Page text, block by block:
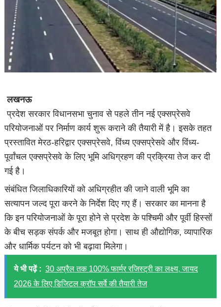
लखनऊ
प्रदेश सरकार विधानसभा चुनाव से पहले तीन नई एक्सप्रेसवे
परियोजनाओं पर निर्माण कार्य शुरू कराने की तैयारी में है। इसके तहत
प्रस्तावित मेरठ-हरिद्वार एक्सप्रेसवे, विंध्य एक्सप्रेसवे और विंध्य-
पूर्वांचल एक्सप्रेसवे के लिए भूमि अधिग्रहण की प्रक्रिया तेज कर दी
गई है।
संबंधित जिलाधिकारियों को अधिग्रहीत की जाने वाली भूमि का
सत्यापन जल्द पूरा करने के निर्देश दिए गए हैं। सरकार का मानना है
कि इन परियोजनाओं के पूरा होने से प्रदेश के पश्चिमी और पूर्वी हिस्सों
के बीच सड़क संपर्क और मजबूत होगा। साथ ही औद्योगिक, व्यापारिक
और धार्मिक पर्यटन को भी बढ़ावा मिलेगा।
ये भी पढ़ें : 30 अप्रैल तक 100% फार्मर रजिस्ट्री का लक्ष्य, जायद
2026 के लिए डिजिटल क्रॉप सर्वे की तैयारी तेज